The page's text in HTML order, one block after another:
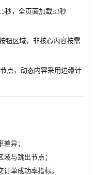
秒，全页面加载≤3秒
钮区域，非核心内容按需
点，动态内容采用边缘计
异；
与跳出节点；
单成功率指标。